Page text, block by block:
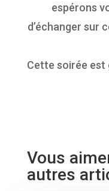
espérons
d’échanger sur
Cette soirée
Vous
autres